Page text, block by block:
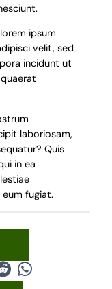
ipsum
velit, sed
incidunt ut
laboriosam,
Quis
in ea
fugiat.